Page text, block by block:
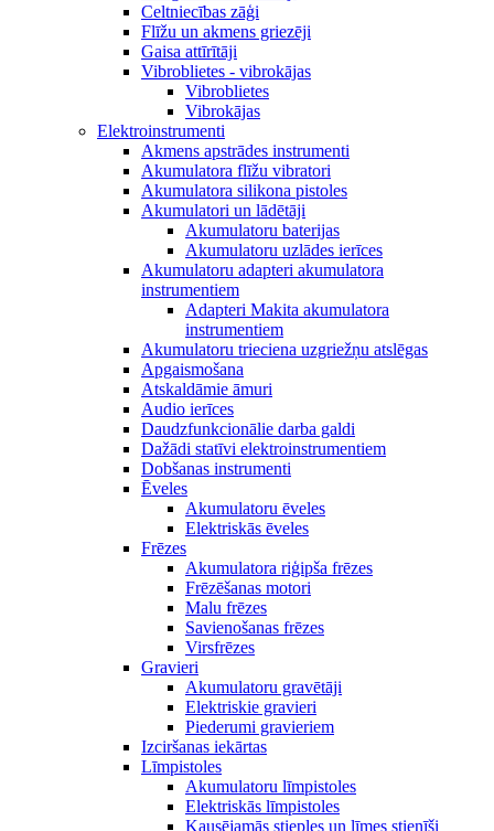
Celtniecības zāģi
Flīžu un akmens griezēji
Gaisa attīrītāji
Vibroblietes - vibrokājas
Vibroblietes
Vibrokājas
Elektroinstrumenti
Akmens apstrādes instrumenti
Akumulatora flīžu vibratori
Akumulatora silikona pistoles
Akumulatori un lādētāji
Akumulatoru baterijas
Akumulatoru uzlādes ierīces
Akumulatoru adapteri akumulatora
instrumentiem
Adapteri Makita akumulatora
instrumentiem
Akumulatoru trieciena uzgriežņu atslēgas
Apgaismošana
Atskaldāmie āmuri
Audio ierīces
Daudzfunkcionālie darba galdi
Dažādi statīvi elektroinstrumentiem
Dobšanas instrumenti
Ēveles
Akumulatoru ēveles
Elektriskās ēveles
Frēzes
Akumulatora riģipša frēzes
Frēzēšanas motori
Malu frēzes
Savienošanas frēzes
Virsfrēzes
Gravieri
Akumulatoru gravētāji
Elektriskie gravieri
Piederumi gravieriem
Izciršanas iekārtas
Līmpistoles
Akumulatoru līmpistoles
Elektriskās līmpistoles
Kausējamās stieples un līmes stienīši